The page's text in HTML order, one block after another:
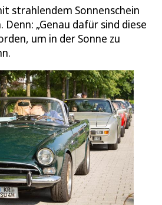
strahlendem Sonnenschein
„Genau dafür sind diese
um in der Sonne zu